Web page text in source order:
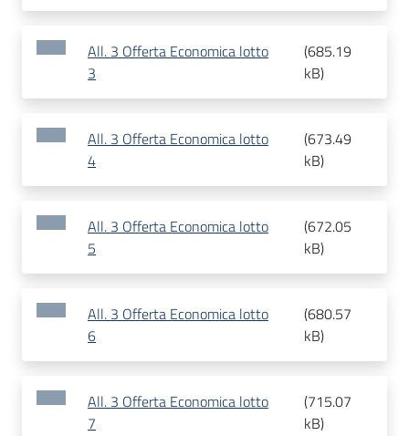
All. 3 Offerta Economica lotto
3
(685.19
kB)
All. 3 Offerta Economica lotto
4
(673.49
kB)
All. 3 Offerta Economica lotto
5
(672.05
kB)
All. 3 Offerta Economica lotto
6
(680.57
kB)
All. 3 Offerta Economica lotto
7
(715.07
kB)